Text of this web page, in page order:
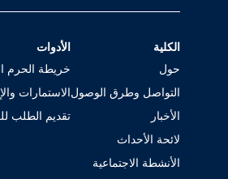
الكلية
حول
التواصل وطرق الوصول
الأخبار
لائحة الأحداث
الأنشطة الاجتماعية
الأدوات
خريطة الحرم
الاستمارات
تقديم الطلب